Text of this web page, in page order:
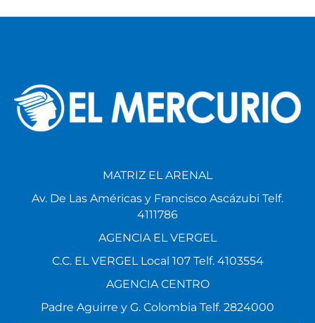
MATRIZ EL ARENAL
Av. De Las Américas y Francisco Ascázubi Telf.
4111786
AGENCIA EL VERGEL
C.C. EL VERGEL Local 107 Telf. 4103554
AGENCIA CENTRO
Padre Aguirre y G. Colombia Telf. 2824000